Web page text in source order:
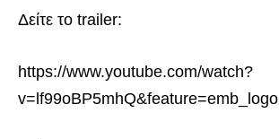
Δείτε το trailer:
https://www.youtube.com/watch?
v=lf99oBP5mhQ&feature=emb_logo